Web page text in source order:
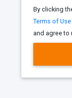
By clicking
Terms of Use
and agree to